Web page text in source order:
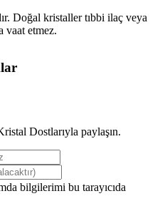
Doğal kristaller tıbbi ilaç veya
vaat etmez.
Dostlarıyla paylaşın.
bilgilerimi bu tarayıcıda